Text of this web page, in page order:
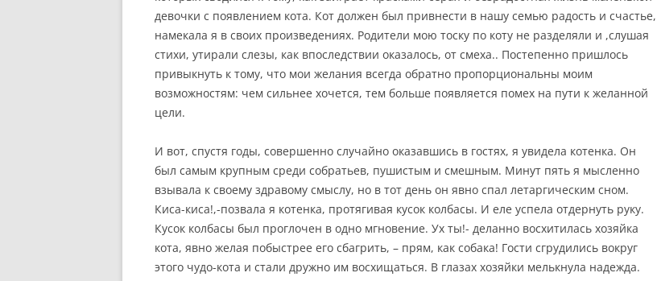
девочки с появлением кота. Кот должен был привнести в нашу семью радость и счастье,
намекала я в своих произведениях. Родители мою тоску по коту не разделяли и ,слушая
стихи, утирали слезы, как впоследствии оказалось, от смеха.. Постепенно пришлось
привыкнуть к тому, что мои желания всегда обратно пропорциональны моим
возможностям: чем сильнее хочется, тем больше появляется помех на пути к желанной
цели.
И вот, спустя годы, совершенно случайно оказавшись в гостях, я увидела котенка. Он
был самым крупным среди собратьев, пушистым и смешным. Минут пять я мысленно
взывала к своему здравому смыслу, но в тот день он явно спал летаргическим сном.
Киса-киса!,-позвала я котенка, протягивая кусок колбасы. И еле успела отдернуть руку.
Кусок колбасы был проглочен в одно мгновение. Ух ты!- деланно восхитилась хозяйка
кота, явно желая побыстрее его сбагрить, – прям, как собака! Гости сгрудились вокруг
этого чудо-кота и стали дружно им восхищаться. В глазах хозяйки мелькнула надежда.